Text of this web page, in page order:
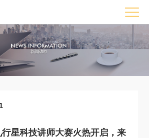
星科技讲师大赛火热开启，来